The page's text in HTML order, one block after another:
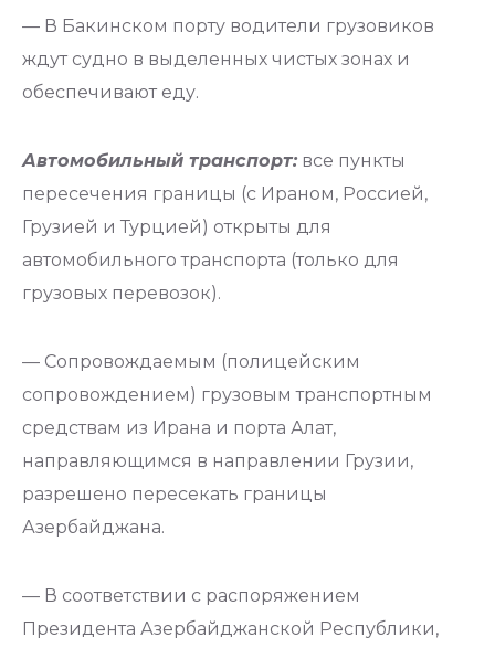
— В Бакинском порту водители грузовиков
ждут судно в выделенных чистых зонах и
обеспечивают еду.
Автомобильный транспорт:все пункты
пересечения границы (с Ираном, Россией,
Грузией и Турцией) открыты для
автомобильного транспорта (только для
грузовых перевозок).
— Сопровождаемым (полицейским
сопровождением) грузовым транспортным
средствам из Ирана и порта Алат,
направляющимся в направлении Грузии,
разрешено пересекать границы
Азербайджана.
— В соответствии с распоряжением
Президента Азербайджанской Республики,